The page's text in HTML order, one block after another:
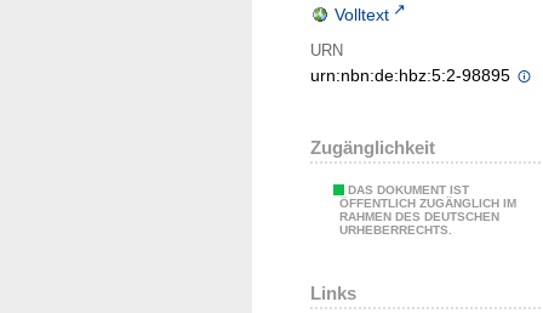
Volltext
URN
urn:nbn:de:hbz:5:2-98895
Zugänglichkeit
DAS DOKUMENT IST
ÖFFENTLICH ZUGÄNGLICH IM
RAHMEN DES DEUTSCHEN
URHEBERRECHTS.
Links